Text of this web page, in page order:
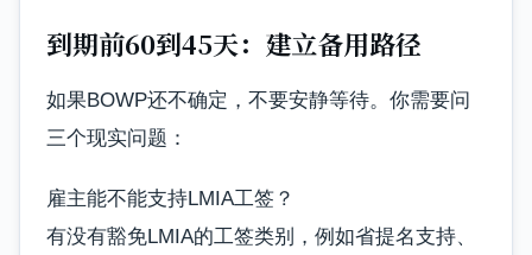
到期前60到45天：建立备用路径
如果BOWP还不确定，不要安静等待。你需要问
三个现实问题：
雇主能不能支持LMIA工签？
有没有豁免LMIA的工签类别，例如省提名支持、